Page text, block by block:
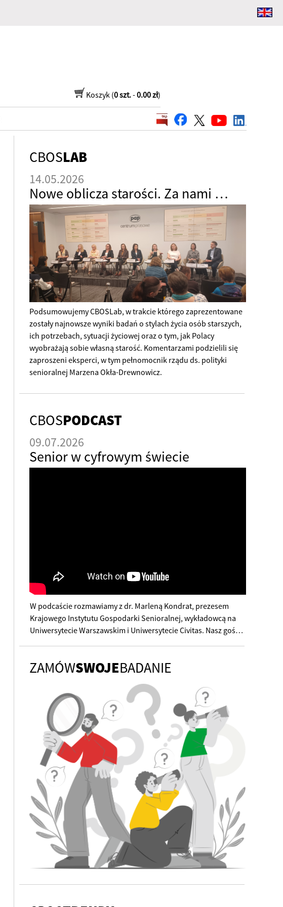
Koszyk (0 szt.-0.00 zł)
CBOSLAB
14.05.2026
Nowe oblicza starości. Za nami CBOSLab "Senior 2.0"
Podsumowujemy CBOSLab, w trakcie którego zaprezentowane
zostały najnowsze wyniki badań o stylach życia osób starszych,
ich potrzebach, sytuacji życiowej oraz o tym, jak Polacy
wyobrażają sobie własną starość. Komentarzami podzielili się
zaproszeni eksperci, w tym pełnomocnik rządu ds. polityki
senioralnej Marzena Okła-Drewnowicz.
CBOSPODCAST
09.07.2026
Senior w cyfrowym świecie
W podcaście rozmawiamy z dr. Marleną Kondrat, prezesem
Krajowego Instytutu Gospodarki Senioralnej, wykładowcą na
Uniwersytecie Warszawskim i Uniwersytecie Civitas. Nasz gość
gospodarcze oraz zarządzaniem różnorodnością
Internetu są seniorzy. W tym o rosnącej skali korzystania z
Internetu przez osoby 65+ i uczeniu nowych kompetencji.
Wskazujemy, dlaczego polityka senioralna państwa powinna
obejmować wsparcie dla osób starszych, które mierzą się z
cyberprzestępstwami, dezinformacją i hejtem w mediach
społecznościowych. Przy okazji wyjaśniamy, co kryje się za
terminem "gerontomowa".CBOS Podcast jest dostępny również
w serwisie Spotify.
ZAMÓWSWOJEBADANIE